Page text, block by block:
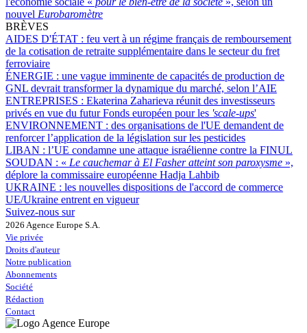
nouvel Eurobaromètre
BRÈVES
AIDES D'ÉTAT : feu vert à un régime français de remboursement
de la cotisation de retraite supplémentaire dans le secteur du fret
ferroviaire
ÉNERGIE : une vague imminente de capacités de production de
GNL devrait transformer la dynamique du marché, selon l’AIE
ENTREPRISES : Ekaterina Zaharieva réunit des investisseurs
privés en vue du futur Fonds européen pour les 'scale-ups'
ENVIRONNEMENT : des organisations de l'UE demandent de
renforcer l’application de la législation sur les pesticides
LIBAN : l’UE condamne une attaque israélienne contre la FINUL
SOUDAN : « Le cauchemar à El Fasher atteint son paroxysme »,
déplore la commissaire européenne Hadja Lahbib
UKRAINE : les nouvelles dispositions de l'accord de commerce
UE/Ukraine entrent en vigueur
Suivez-nous sur
2026 Agence Europe S.A.
Vie privée
Droits d'auteur
Notre publication
Abonnements
Société
Rédaction
Contact